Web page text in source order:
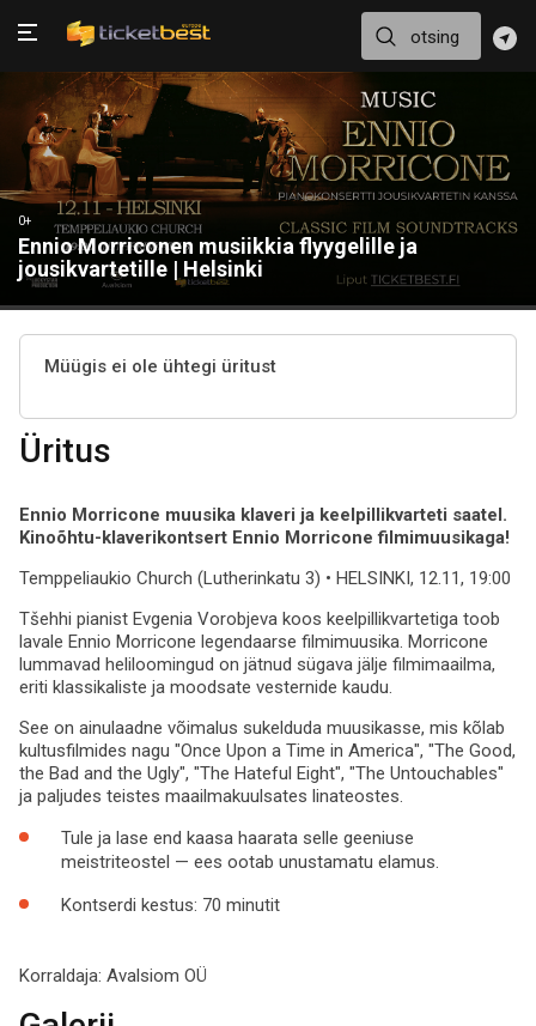
0+
Ennio Morriconen musiikkia flyygelille ja
jousikvartetille | Helsinki
Müügis ei ole ühtegi üritust
Üritus
Ennio Morricone muusika klaveri ja keelpillikvarteti saatel.
Kinoõhtu-klaverikontsert Ennio Morricone filmimuusikaga!
Temppeliaukio Church (Lutherinkatu 3) • HELSINKI, 12.11, 19:00
Tšehhi pianist Evgenia Vorobjeva koos keelpillikvartetiga toob
lavale Ennio Morricone legendaarse filmimuusika. Morricone
lummavad heliloomingud on jätnud sügava jälje filmimaailma,
eriti klassikaliste ja moodsate vesternide kaudu.
See on ainulaadne võimalus sukelduda muusikasse, mis kõlab
kultusfilmides nagu "Once Upon a Time in America", "The Good,
the Bad and the Ugly", "The Hateful Eight", "The Untouchables"
ja paljudes teistes maailmakuulsates linateostes.
Tule ja lase end kaasa haarata selle geeniuse
meistriteostel — ees ootab unustamatu elamus.
Kontserdi kestus: 70 minutit
Korraldaja: Avalsiom OÜ